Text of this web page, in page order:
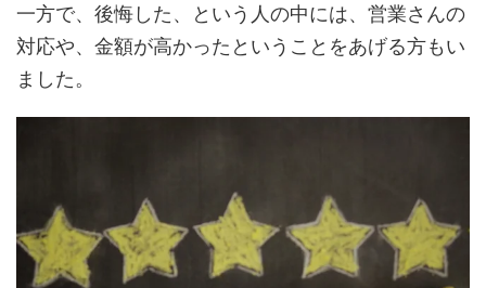
一方で、後悔した、という人の中には、営業さんの
対応や、金額が高かったということをあげる方もい
ました。